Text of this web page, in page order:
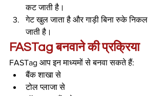
कट जाती है।
गेट खुल जाता है और गाड़ी बिना रुके निकल
जाती है।
FASTag बनवाने की प्रक्रिया
FASTag आप इन माध्यमों से बनवा सकते हैं:
बैंक शाखा से
टोल प्लाजा से